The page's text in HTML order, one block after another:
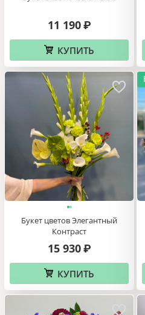
Букет Экзотическая Сила
11 190₽
КУПИТЬ